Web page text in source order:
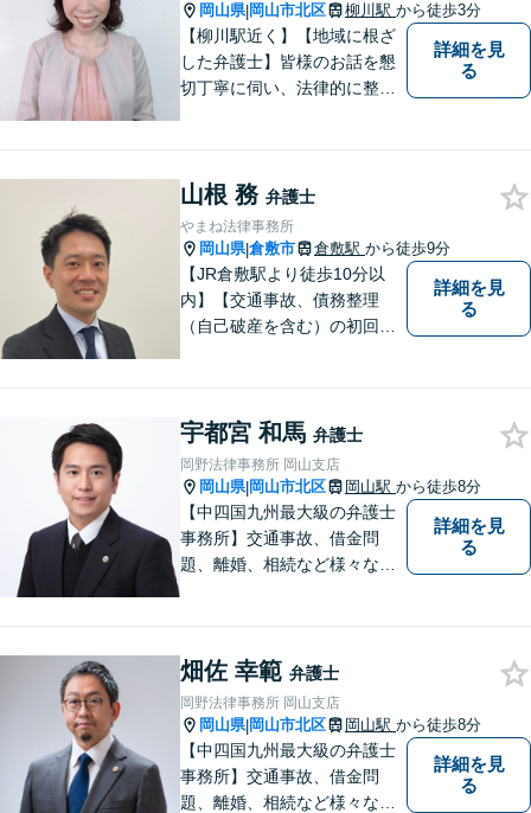
岡山県|岡山市北区 柳川駅 から徒歩3分
【柳川駅近く】【地域に根ざ
した弁護士】皆様のお話を懇
切丁寧に伺い、法律的に整理
少しでも解決されますよう，
誠心誠意努力いたす所存で
す。皆様方のご来所をお待ち
しております。
詳細を見
る
山根 務 弁護士
やまね法律事務所
岡山県|倉敷市 倉敷駅 から徒歩9分
【JR倉敷駅より徒歩10分以
内】【交通事故、債務整理
（自己破産を含む）の初回相
詳細を見
る
宇都宮 和馬 弁護士
岡野法律事務所 岡山支店
岡山県|岡山市北区 岡山駅 から徒歩8分
【中四国九州最大級の弁護士
事務所】交通事故、借金問
題、離婚、相続など様々な問
い！
詳細を見
る
畑佐 幸範 弁護士
岡野法律事務所 岡山支店
岡山県|岡山市北区 岡山駅 から徒歩8分
【中四国九州最大級の弁護士
事務所】交通事故、借金問
題、離婚、相続など様々な問
詳細を見
る